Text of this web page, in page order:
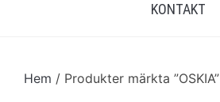
KONTAKT
Hem / Produkter märkta ”OSKIA”